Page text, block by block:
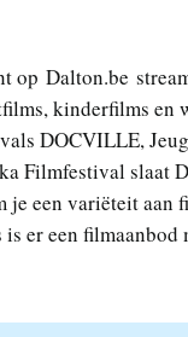
op Dalton.be
kinderfilms en
DOCVILLE,
Filmfestival slaat
je een variëteit aan
er een filmaanbod